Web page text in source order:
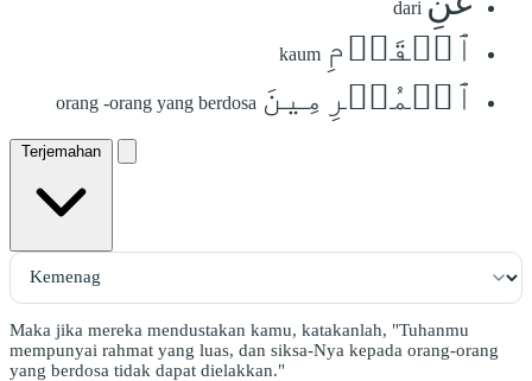
dari
ٱلۡقَوۡمِ kaum
ٱلۡمُجۡرِمِينَ orang -orang yang berdosa
Terjemahan
Maka jika mereka mendustakan kamu, katakanlah, "Tuhanmu
mempunyai rahmat yang luas, dan siksa-Nya kepada orang-orang
yang berdosa tidak dapat dielakkan."